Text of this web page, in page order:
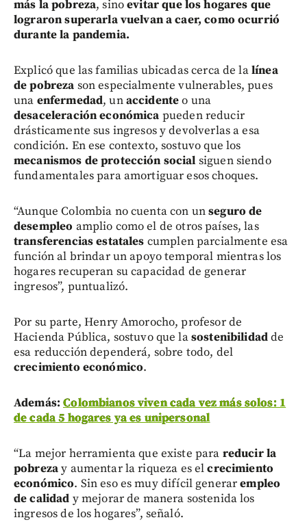
más la pobreza, sinoevitar que los hogares que
lograron superarla vuelvan a caer, como ocurrió
durante la pandemia.
Explicó que las familias ubicadas cerca de lalínea
de pobreza son especialmente vulnerables, pues
una enfermedad, unaccidenteo una
desaceleración económica pueden reducir
drásticamente sus ingresos y devolverlas a esa
condición. En ese contexto, sostuvo que los
mecanismos de protección social siguen siendo
fundamentales para amortiguar esos choques.
“Aunque Colombia no cuenta con unseguro de
desempleo amplio como el de otros países, las
transferencias estatales cumplen parcialmente esa
función al brindar un apoyo temporal mientras los
hogares recuperan su capacidad de generar
ingresos”, puntualizó.
Por su parte, Henry Amorocho, profesor de
Hacienda Pública, sostuvo que lasostenibilidadde
esa reducción dependerá, sobre todo, del
crecimiento económico.
Además:Colombianos viven cada vez más solos: 1
de cada 5 hogares ya es unipersonal
“La mejor herramienta que existe para reducir la
pobrezay aumentar la riqueza es elcrecimiento
económico. Sin eso es muy difícil generarempleo
de calidad y mejorar de manera sostenida los
ingresos de los hogares”, señaló.